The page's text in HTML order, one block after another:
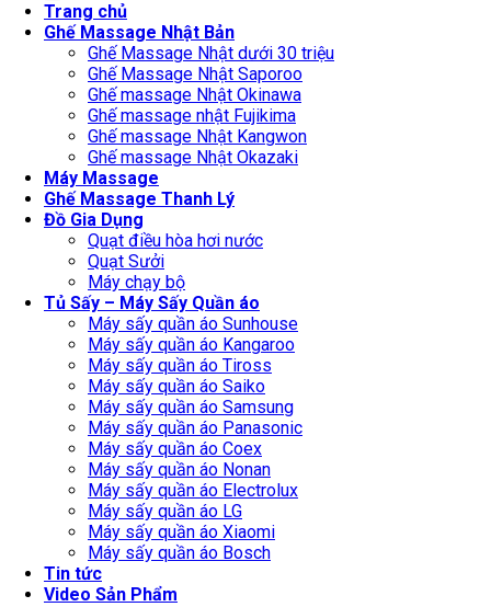
Trang chủ
Ghế Massage Nhật Bản
Ghế Massage Nhật dưới 30 triệu
Ghế Massage Nhật Saporoo
Ghế massage Nhật Okinawa
Ghế massage nhật Fujikima
Ghế massage Nhật Kangwon
Ghế massage Nhật Okazaki
Máy Massage
Ghế Massage Thanh Lý
Đồ Gia Dụng
Quạt điều hòa hơi nước
Quạt Sưởi
Máy chạy bộ
Tủ Sấy – Máy Sấy Quần áo
Máy sấy quần áo Sunhouse
Máy sấy quần áo Kangaroo
Máy sấy quần áo Tiross
Máy sấy quần áo Saiko
Máy sấy quần áo Samsung
Máy sấy quần áo Panasonic
Máy sấy quần áo Coex
Máy sấy quần áo Nonan
Máy sấy quần áo Electrolux
Máy sấy quần áo LG
Máy sấy quần áo Xiaomi
Máy sấy quần áo Bosch
Tin tức
Video Sản Phẩm